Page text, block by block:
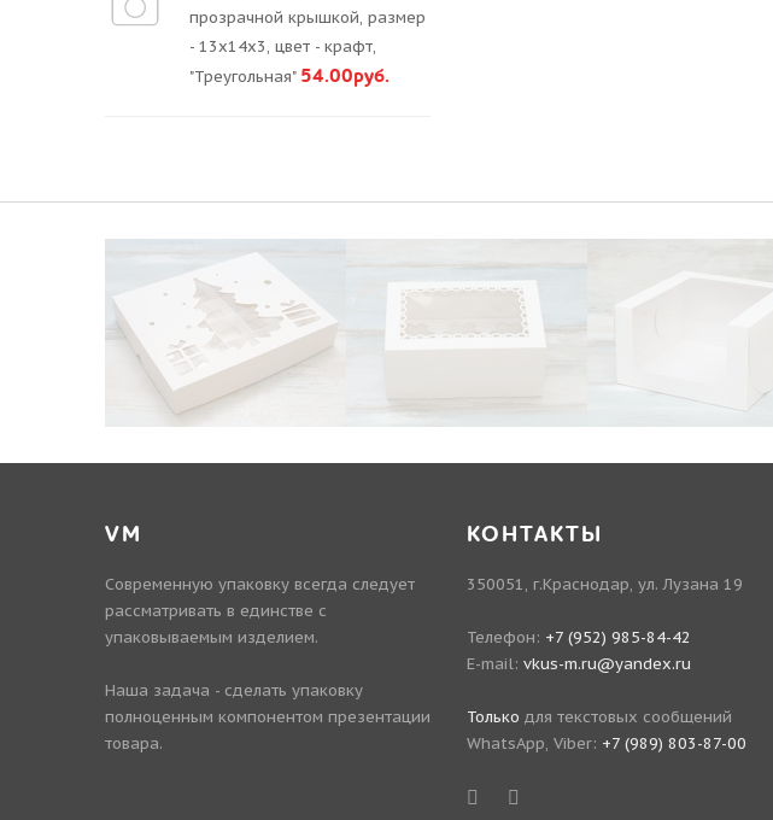
прозрачной крышкой, размер
- 13х14х3, цвет - крафт,
"Треугольная" 54.00руб.
VM
Современную упаковку всегда следует
рассматривать в единстве с
упаковываемым изделием.
Наша задача - сделать упаковку
полноценным компонентом презентации
товара.
КОНТАКТЫ
350051, г.Краснодар, ул. Лузана 19
Телефон: +7 (952) 985-84-42
E-mail: vkus-m.ru@yandex.ru
Только для текстовых сообщений
WhatsApp, Viber: +7 (989) 803-87-00